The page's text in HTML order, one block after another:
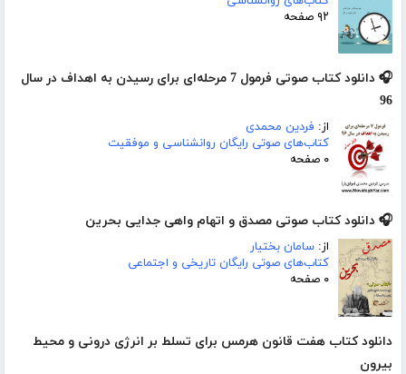
۹۲ صفحه
🎧 دانلود کتاب صوتی فرمول 7 مرحله‌ای برای رسیدن به اهداف در سال
96
از: فردین محمدی
کتاب‌های صوتی رایگان روانشناسی و موفقیت
۰ صفحه
🎧 دانلود کتاب صوتی مصدق و اتهام واهی جدایی بحرین
از: سامان بختیار
کتاب‌های صوتی رایگان تاریخی و اجتماعی
۰ صفحه
دانلود کتاب هفت قانون هرمس برای تسلط بر انرژی درونی و محیط
بیرون